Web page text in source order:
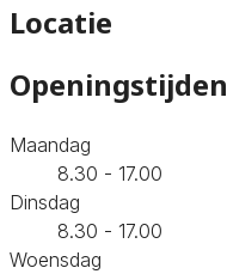
Locatie
Openingstijden
Maandag
8.30 - 17.00
Dinsdag
8.30 - 17.00
Woensdag